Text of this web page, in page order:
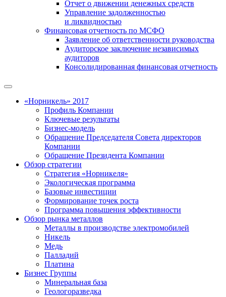
Отчет о движении денежных средств
Управление задолженностью
и ликвидностью
Финансовая отчетность по МСФО
Заявление об ответственности руководства
Аудиторское заключение независимых
аудиторов
Консолидированная финансовая отчетность
«Норникель» 2017
Профиль Компании
Ключевые результаты
Бизнес-модель
Обращение Председателя Совета директоров
Компании
Обращение Президента Компании
Обзор стратегии
Стратегия «Норникеля»
Экологическая программа
Базовые инвестиции
Формирование точек роста
Программа повышения эффективности
Обзор рынка металлов
Металлы в производстве электромобилей
Никель
Медь
Палладий
Платина
Бизнес Группы
Минеральная база
Геологоразведка